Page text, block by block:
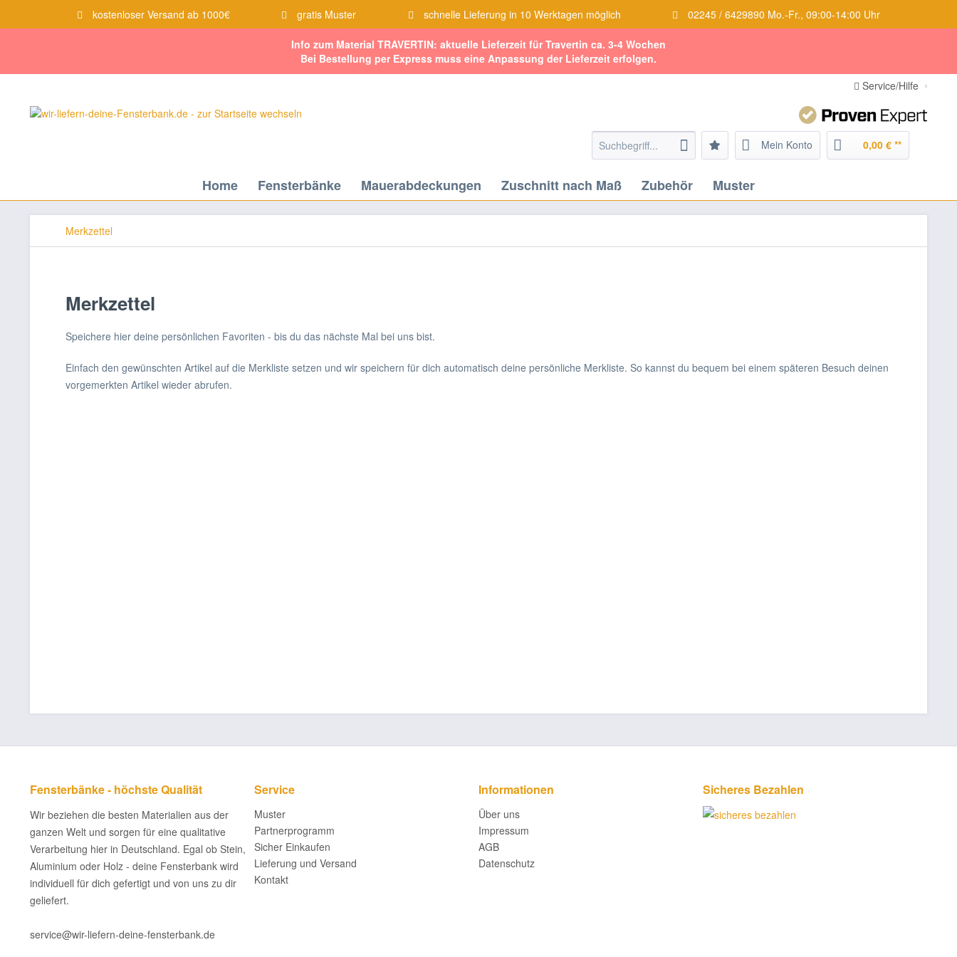
kostenloser Versand ab 1000€ gratis Muster schnelle Lieferung in 10 Werktagen möglich 02245 / 6429890 Mo.-Fr., 09:00-14:00 Uhr
Info zum Material TRAVERTIN: aktuelle Lieferzeit für Travertin ca. 3-4 Wochen
Bei Bestellung per Express muss eine Anpassung der Lieferzeit erfolgen.
Service/Hilfe
Mein Konto 0,00 € **
Home Fensterbänke Mauerabdeckungen Zuschnitt nach Maß Zubehör Muster
Merkzettel
Merkzettel
Speichere hier deine persönlichen Favoriten - bis du das nächste Mal bei uns bist.
Einfach den gewünschten Artikel auf die Merkliste setzen und wir speichern für dich automatisch deine persönliche Merkliste. So kannst du bequem bei einem späteren Besuch deinen
vorgemerkten Artikel wieder abrufen.
Fensterbänke - höchste Qualität
Wir beziehen die besten Materialien aus der
ganzen Welt und sorgen für eine qualitative
Verarbeitung hier in Deutschland. Egal ob Stein,
Aluminium oder Holz - deine Fensterbank wird
individuell für dich gefertigt und von uns zu dir
geliefert.
service@wir-liefern-deine-fensterbank.de
Service
Muster
Partnerprogramm
Sicher Einkaufen
Lieferung und Versand
Kontakt
Informationen
Über uns
Impressum
AGB
Datenschutz
Sicheres Bezahlen